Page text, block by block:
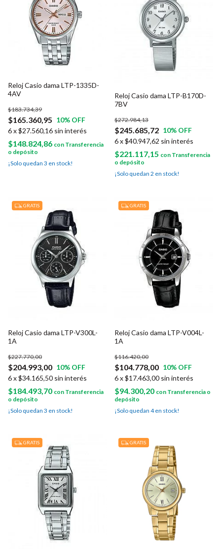
Reloj Casio dama LTP-1335D-
4AV
$165.360,95
$183.734,39
10% OFF
6x$27.560,16 sin interés
$148.824,86 con Transferencia
o depósito
¡Solo quedan 3 en stock!
Reloj Casio dama LTP-B170D-
7BV
$245.685,72
$272.984,13
10% OFF
6x$40.947,62 sin interés
$221.117,15 con Transferencia
o depósito
¡Solo quedan 2 en stock!
GRATIS
Reloj Casio dama LTP-V300L-
1A
$204.993,00
$227.770,00
10% OFF
6x$34.165,50 sin interés
$184.493,70 con Transferencia
o depósito
¡Solo quedan 3 en stock!
GRATIS
Reloj Casio dama LTP-V004L-
1A
$104.778,00
$116.420,00
10% OFF
6x$17.463,00 sin interés
$94.300,20 con Transferencia o
depósito
¡Solo quedan 4en stock!
GRATIS GRATIS